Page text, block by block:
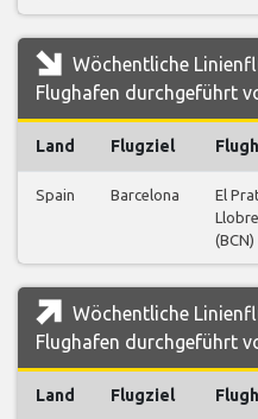
Wöchentliche
Flughafen durchgeführt
Land Flugziel
Spain Barcelona
El
(BCN)
Wöchentliche
Flughafen durchgeführt
Land Flugziel